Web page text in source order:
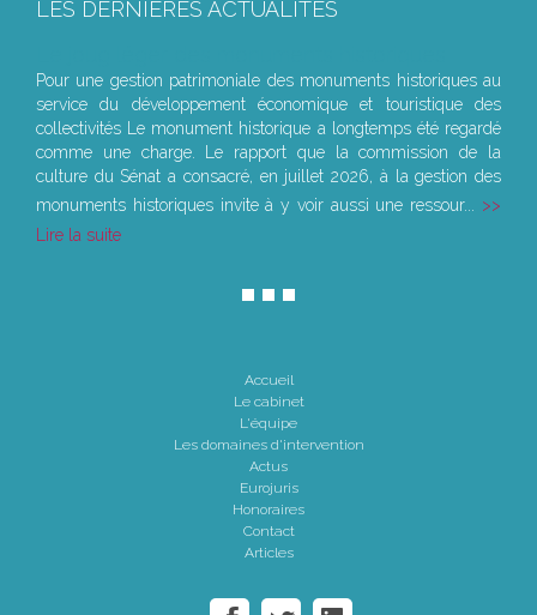
LES DERNIÈRES ACTUALITÉS
Pour une gestion patrimoniale des monuments historiques au
service du développement économique et touristique des
collectivités Le monument historique a longtemps été regardé
comme une charge. Le rapport que la commission de la
culture du Sénat a consacré, en juillet 2026, à la gestion des
monuments historiques invite à y voir aussi une ressour...
Lire la suite
Accueil
Le cabinet
L'équipe
Les domaines d'intervention
Actus
Eurojuris
Honoraires
Contact
Articles